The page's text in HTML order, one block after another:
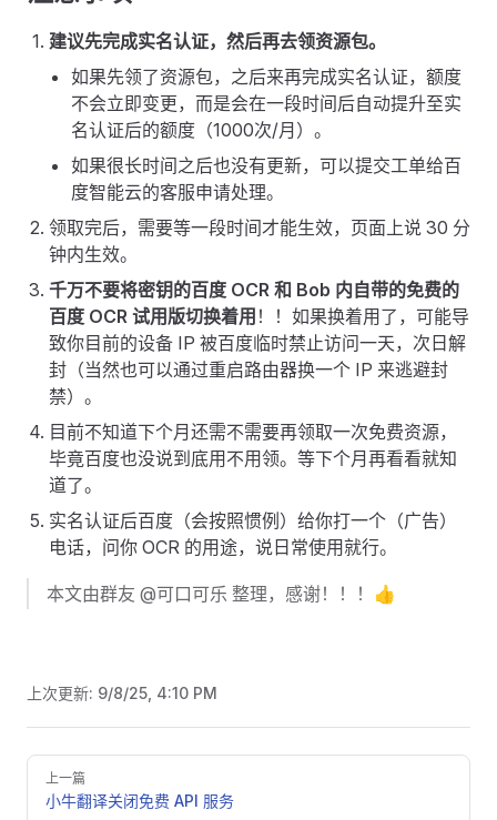
建议先完成实名认证，然后再去领资源包。
如果先领了资源包，之后来再完成实名认证，额度
不会立即变更，而是会在一段时间后自动提升至实
名认证后的额度（1000次/月）。
如果很长时间之后也没有更新，可以提交工单给百
度智能云的客服申请处理。
领取完后，需要等一段时间才能生效，页面上说 30 分
钟内生效。
千万不要将密钥的百度 OCR 和 Bob 内自带的免费的
百度 OCR 试用版切换着用 ！！如果换着用了，可能导
致你目前的设备 IP 被百度临时禁止访问一天，次日解
封（当然也可以通过重启路由器换一个 IP 来逃避封
禁）。
目前不知道下个月还需不需要再领取一次免费资源，
毕竟百度也没说到底用不用领。等下个月再看看就知
道了。
实名认证后百度（会按照惯例）给你打一个（广告）
电话，问你 OCR 的用途，说日常使用就行。
本文由群友 @可口可乐 整理，感谢！！！👍
上次更新: 9/8/25, 4:10 PM
Pager
上一篇
小牛翻译关闭免费 API 服务